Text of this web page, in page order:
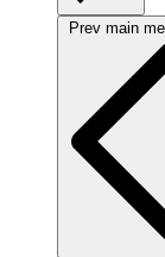
Prev main